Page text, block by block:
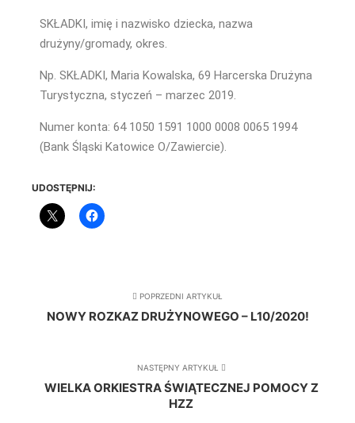
SKŁADKI, imię i nazwisko dziecka, nazwa
drużyny/gromady, okres.
Np. SKŁADKI, Maria Kowalska, 69 Harcerska Drużyna
Turystyczna, styczeń – marzec 2019.
Numer konta: 64 1050 1591 1000 0008 0065 1994
(Bank Śląski Katowice O/Zawiercie).
UDOSTĘPNIJ:
POPRZEDNI ARTYKUŁ
NOWY ROZKAZ DRUŻYNOWEGO – L10/2020!
NASTĘPNY ARTYKUŁ
WIELKA ORKIESTRA ŚWIĄTECZNEJ POMOCY Z
HZZ